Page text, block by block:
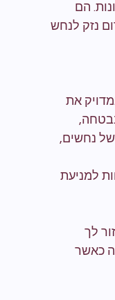
הם
נזק לנחש
את
של נחשים,
למניעת
לך
כאשר